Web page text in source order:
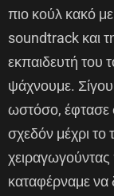
πιο κούλ κακό
soundtrack και
εκπαιδευτή του
ψάχνουμε.
ωστόσο, έφτασε
σχεδόν μέχρι το
καταφέρναμε